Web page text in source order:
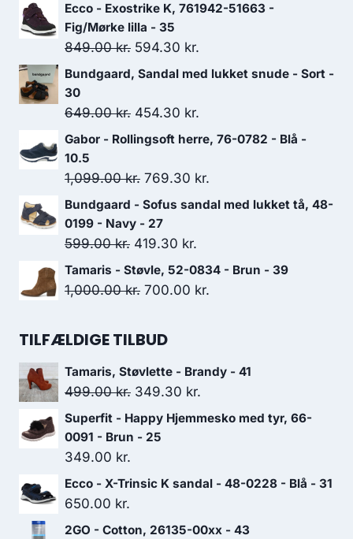
599.00 kr..419.30 kr..
Ecco - Exostrike K, 761942-51663 -
Fig/Mørke lilla - 35
849.00kr. Den
oprindelige
var:
849.00 kr..
594.30 kr.
aktuelle
594.30 kr..
Bundgaard, Sandal med lukket snude - Sort -
30
649.00kr. Den
oprindelige
var:
649.00 kr..
454.30 kr.
aktuelle
er:
454.30 kr..
Gabor - Rollingsoft herre, 76-0782 - Blå -
10.5
1,099.00kr. Den
oprindelige
pris
var:
1,099.00 kr..
769.30 kr.
aktuelle
769.30 kr..
Bundgaard - Sofus sandal med lukket tå, 48-
0199 - Navy - 27
599.00kr. Den
oprindelige
pris
419.30 kr.
aktuelle
pris
Tamaris - Støvle, 52-0834 - Brun - 39
1,000.00kr. Den
pris
1,000.00 kr..
700.00 kr.
700.00 kr..
TILFÆLDIGE TILBUD
Tamaris, Støvlette - Brandy - 41
499.00kr. Den
oprindelige
pris
499.00 kr..
349.30 kr.
aktuelle
349.30 kr..
Superfit - Happy Hjemmesko med tyr, 66-
0091 - Brun - 25
349.00 kr.
Ecco - X-Trinsic K sandal - 48-0228 - Blå - 31
650.00 kr.
2GO - Cotton, 26135-00xx - 43